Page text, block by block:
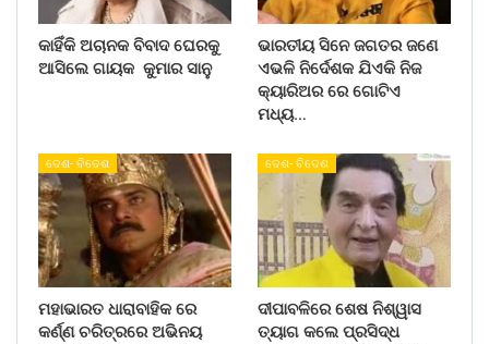
କାହିଁକି ଅଚାନକ ବିବାଦ ଘେରକୁ
ଆସିଲେ ଗାୟକ କୁମାର ସାନୁ
ଭାରତୀୟ ସିନେ ଜଗତର ଜଣେ
ଏଭଳି ନିର୍ଦେଶକ ଯିଏକି ନିଜ
କ୍ୟାରିଅର ରେ ଗୋଟିଏ
ମଧ୍ୟ…
ଦେଶ- ବିଦେଶ
ମହାଭାରତ ଧାରାବାହିକ ରେ
କର୍ଣ୍ଣ ଚରିତ୍ରରେ ଅଭିନୟ
ଦେଶ- ବିଦେଶ
ଦୀପାବଳିରେ ଶେଷ ନିଶ୍ୱାସ
ତ୍ୟାଗ କଲେ ପ୍ରସିଦ୍ଧ